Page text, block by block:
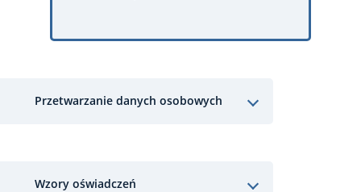
Przetwarzanie danych osobowych
Wzory oświadczeń